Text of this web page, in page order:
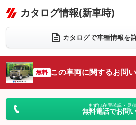
リフトアップ
：装備なし
ダウンヒルアシストコントロール
パワーウィンドウ
：装備あり ：
アイドリングストップ
：装備あり
USB入力端子
：装備あり
：装備なし ：
センターデフロック
：装備なし
ビジュアル
：装備なし
革シート
：装備なし ハ
：
キーレス
：装備あり ：装
HID(キセノンライト)
：装備なし
バックカメラ
：装備あり ETC
エアロ
：装備なし スマ
カタログ情報(新車時)
カタログで車種情報を
無料 この車両に関するお問
まずは在庫確認・見
無料電話でお問